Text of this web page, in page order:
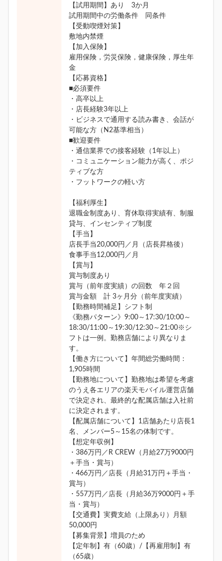
【試用期間】あり 3か月
試用期間中の労働条件 同条件
【受動喫煙対策】
敷地内禁煙
【加入保険】
雇用保険，労災保険，健康保険，厚生年
金
【応募資格】
■必須要件
・高卒以上
・店長経験3年以上
・ビジネスで通用する読み書き、会話が
可能な方（N2基準相当）
■歓迎要件
・通信業界での接客経験（1年以上）
・コミュニケーション能力が高く、ポジ
ティブな方
・フットワークの軽い方
【福利厚生】
退職金制度あり、育休取得実績有、制服
貸与、インセンティブ制度
【手当】
店長手当20,000円／月（店長昇格後）
食事手当12,000円／月
【賞与】
賞与制度あり
賞与（前年度実績）の回数 年２回
賞与金額 計 3ヶ月分（前年度実績）
【勤務時間補足】シフト制
《勤務パターン》9:00～17:30/10:00～
18:30/11:00～19:30/12:30～21:00※シ
フトは一例。勤務店舗により異なりま
す。
【働き方について】年間総労働時間：
1,905時間
【勤務地について】勤務地は希望を考慮
のうえ各エリアの楽天モバイル運営店舗
で決定され、最終的な配属店舗は入社前
に決定されます。
【配属店舗について】1店舗あたり店長1
名、メンバー5～15名の体制です。
【想定年収例】
・386万円／R CREW（月給27万9000円
＋手当・賞与）
・466万円／店長（月給31万円＋手当・
賞与）
・557万円／店長（月給36万9000円＋手
当・賞与）
【交通費】実費支給（上限あり）月額
50,000円
【募集背景】増員のため
【定年制】有（60歳）/【再雇用制】有
（65歳）